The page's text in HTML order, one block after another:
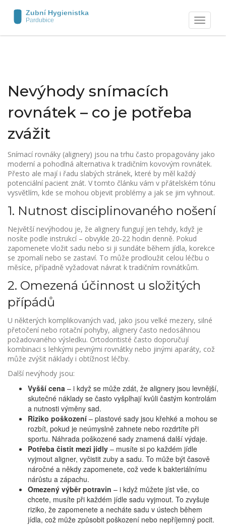
Zobrazit
navigaci
Nevýhody snímacích
rovnátek – co je potřeba
zvážit
Snímací rovnáky (alignery) jsou na trhu často propagovány jako
moderní a pohodlná alternativa k tradičním kovovým rovnátek.
Přesto ale mají i řadu slabých stránek, které by měl každý
potenciální pacient znát. V tomto článku vám v přátelském tónu
vysvětlím, kde se mohou objevit problémy a jak se jim vyhnout.
1. Nutnost disciplinovaného nošení
Největší nevýhodou je, že alignery fungují jen tehdy, když je
nosíte podle instrukcí – obvykle 20‑22 hodin denně. Pokud
zapomenete vložit sadu nebo si ji sundáte během jídla, korekce
se zpomalí nebo se zastaví. To může prodloužit celou léčbu o
měsíce, případně vyžadovat návrat k tradičním rovnátkům.
2. Omezená účinnost u složitých
přípádů
U některých komplikovaných vad, jako jsou velké mezery, silné
přetočení nebo rotační pohyby, alignery často nedosáhnou
požadovaného výsledku. Ortodontisté často doporučují
kombinaci s lehkými pevnými rovnátky nebo jinými aparáty, což
může zvýšit náklady i obtížnost léčby.
Další nevýhody jsou:
Vyšší cena – i když se může zdát, že alignery jsou levnější,
skutečné náklady se často vyšplhají kvůli častým kontrolám
a nutnosti výměny sad.
Riziko poškození – plastové sady jsou křehké a mohou se
rozbít, pokud je neúmyslně zahnete nebo rozdrtíte při
sportu. Náhrada poškozené sady znamená další výdaje.
Potřeba čistit mezi jídly – musíte si po každém jídle
vyjmout aligner, vyčistit zuby a sadu. To může být časově
náročné a někdy zapomenete, což vede k bakteriálnímu
nárůstu a zápachu.
Omezený výběr potravin – i když můžete jíst vše, co
chcete, musíte při každém jídle sadu vyjmout. To zvyšuje
riziko, že zapomenete a necháte sadu v ústech během
jídla, což může způsobit poškození nebo nepříjemný pocit.